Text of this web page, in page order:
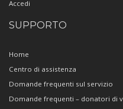
Accedi
SUPPORTO
Home
Centro di assistenza
Domande frequenti sul servizio
Domande frequenti – donatori di